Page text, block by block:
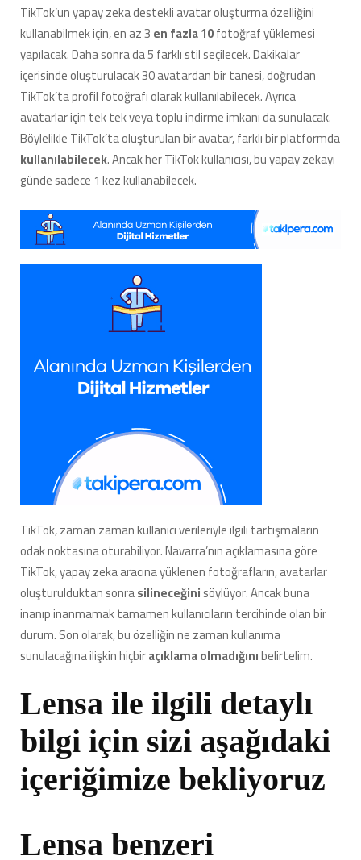
TikTok’un yapay zeka destekli avatar oluşturma özelliğini
kullanabilmek için, en az 3en fazla 10fotoğraf yüklemesi
yapılacak. Daha sonra da 5 farklı stil seçilecek. Dakikalar
içerisinde oluşturulacak 30 avatardan bir tanesi, doğrudan
TikTok’ta profil fotoğrafı olarak kullanılabilecek. Ayrıca
avatarlar için tek tek veya toplu indirme imkanı da sunulacak.
Böylelikle TikTok’ta oluşturulan bir avatar, farklı bir platformda
kullanılabilecek. Ancak her TikTok kullanıcısı, bu yapay zekayı
günde sadece 1 kez kullanabilecek.
TikTok, zaman zaman kullanıcı verileriyle ilgili tartışmaların
odak noktasına oturabiliyor. Navarra’nın açıklamasına göre
TikTok, yapay zeka aracına yüklenen fotoğrafların, avatarlar
oluşturulduktan sonrasilineceğinisöylüyor. Ancak buna
inanıp inanmamak tamamen kullanıcıların tercihinde olan bir
durum. Son olarak, bu özelliğin ne zaman kullanıma
sunulacağına ilişkin hiçbiraçıklama olmadığınıbelirtelim.
Lensa ile ilgili detaylı
bilgi için sizi aşağıdaki
içeriğimize bekliyoruz
Lensa benzeri